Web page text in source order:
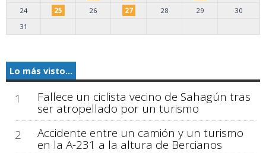
24
25 26 27 28 29
30
31
Lo más visto...
1 Fallece un ciclista vecino de Sahagún tras
ser atropellado por un turismo
2
Accidente entre un camión y un turismo
en la A-231 a la altura de Bercianos